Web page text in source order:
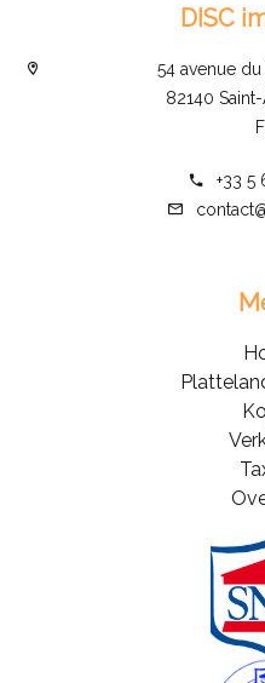
DISC
54 avenue
82140
+33 5